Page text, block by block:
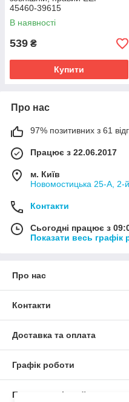
45460-39615
В наявності
539 ₴
Купити
Про нас
97% позитивних з 61
Працює з 22.06.2017
м. Київ
Новомостицька 25-А, 2-
Контакти
Сьогодні працює з
Показати весь графік
Про нас
Контакти
Доставка та оплата
Графік роботи
Повна версія сайту